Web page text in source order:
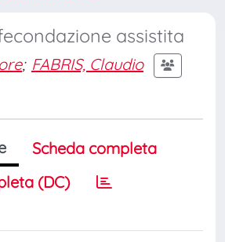
assistita
; FABRIS, Claudio
Scheda completa
(DC)